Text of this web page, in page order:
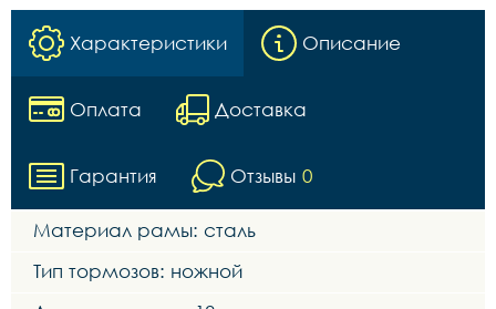
Характеристики Описание
Оплата Доставка
Гарантия Отзывы 0
Материал рамы: сталь
Тип тормозов: ножной